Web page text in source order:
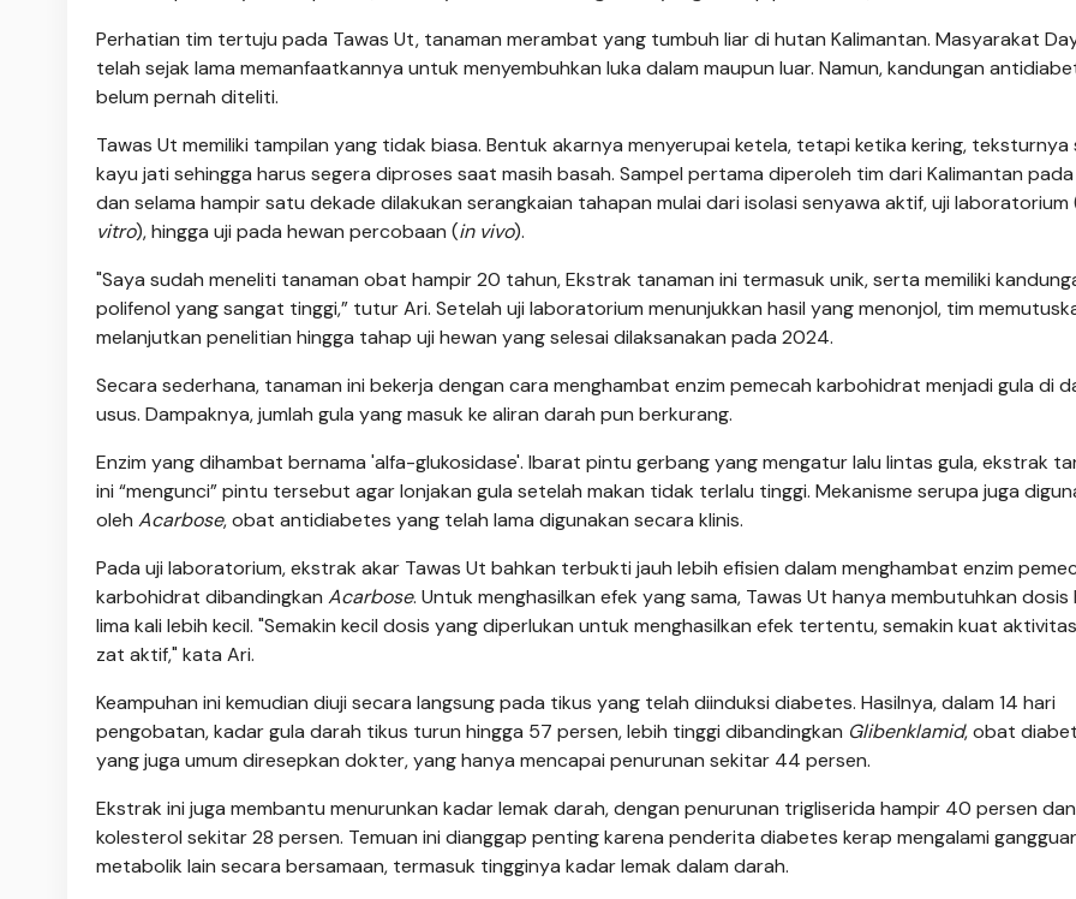
Perhatian tim tertuju pada Tawas Ut, tanaman merambat yang tumbuh liar di hutan Kalimantan. Masyarakat
telah sejak lama memanfaatkannya untuk menyembuhkan luka dalam maupun luar. Namun, kandungan
belum pernah diteliti.
Tawas Ut memiliki tampilan yang tidak biasa. Bentuk akarnya menyerupai ketela, tetapi ketika kering, teksturnya
kayu jati sehingga harus segera diproses saat masih basah. Sampel pertama diperoleh tim dari Kalimantan pada
dan selama hampir satu dekade dilakukan serangkaian tahapan mulai dari isolasi senyawa aktif, uji laboratorium
vitro), hingga uji pada hewan percobaan (in vivo).
"Saya sudah meneliti tanaman obat hampir 20 tahun, Ekstrak tanaman ini termasuk unik, serta memiliki
polifenol yang sangat tinggi,” tutur Ari. Setelah uji laboratorium menunjukkan hasil yang menonjol, tim
melanjutkan penelitian hingga tahap uji hewan yang selesai dilaksanakan pada 2024.
Secara sederhana, tanaman ini bekerja dengan cara menghambat enzim pemecah karbohidrat menjadi gula di
usus. Dampaknya, jumlah gula yang masuk ke aliran darah pun berkurang.
Enzim yang dihambat bernama 'alfa-glukosidase'. Ibarat pintu gerbang yang mengatur lalu lintas gula, ekstrak
ini “mengunci” pintu tersebut agar lonjakan gula setelah makan tidak terlalu tinggi. Mekanisme serupa juga
oleh Acarbose, obat antidiabetes yang telah lama digunakan secara klinis.
Pada uji laboratorium, ekstrak akar Tawas Ut bahkan terbukti jauh lebih efisien dalam menghambat enzim
karbohidrat dibandingkan Acarbose. Untuk menghasilkan efek yang sama, Tawas Ut hanya membutuhkan dosis
lima kali lebih kecil. "Semakin kecil dosis yang diperlukan untuk menghasilkan efek tertentu, semakin kuat
zat aktif," kata Ari.
Keampuhan ini kemudian diuji secara langsung pada tikus yang telah diinduksi diabetes. Hasilnya, dalam 14 hari
pengobatan, kadar gula darah tikus turun hingga 57 persen, lebih tinggi dibandingkan Glibenklamid, obat
yang juga umum diresepkan dokter, yang hanya mencapai penurunan sekitar 44 persen.
Ekstrak ini juga membantu menurunkan kadar lemak darah, dengan penurunan trigliserida hampir 40 persen dan
kolesterol sekitar 28 persen. Temuan ini dianggap penting karena penderita diabetes kerap mengalami
metabolik lain secara bersamaan, termasuk tingginya kadar lemak dalam darah.